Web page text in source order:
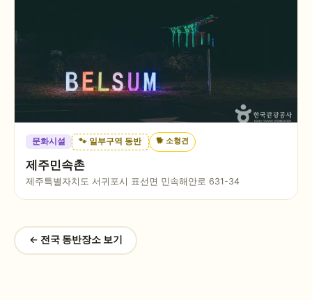
문화시설 🐾 일부구역 동반 🐕 소형견
제주민속촌
제주특별자치도 서귀포시 표선면 민속해안로 631-34
← 전국 동반장소 보기